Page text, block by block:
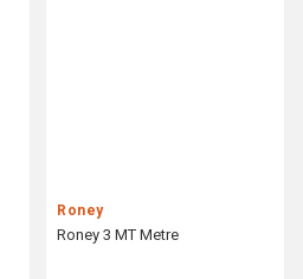
Roney
Roney 3 MT Metre